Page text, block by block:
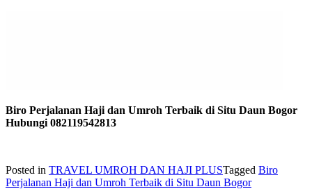
Biro Perjalanan Haji dan Umroh Terbaik di Situ Daun Bogor
Hubungi 082119542813
Posted in TRAVEL UMROH DAN HAJI PLUSTagged Biro
Perjalanan Haji dan Umroh Terbaik di Situ Daun Bogor